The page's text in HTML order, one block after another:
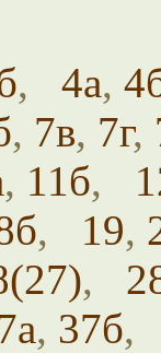
, 4а,
, 7в, 7г,
, 11б,
, 19,
,
, 37б